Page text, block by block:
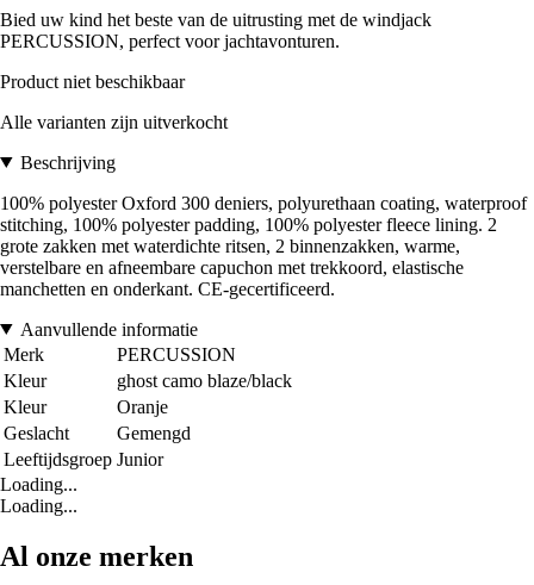
Bied uw kind het beste van de uitrusting met de windjack
PERCUSSION, perfect voor jachtavonturen.
Product niet beschikbaar
Alle varianten zijn uitverkocht
Beschrijving
100% polyester Oxford 300 deniers, polyurethaan coating, waterproof
stitching, 100% polyester padding, 100% polyester fleece lining. 2
grote zakken met waterdichte ritsen, 2 binnenzakken, warme,
verstelbare en afneembare capuchon met trekkoord, elastische
manchetten en onderkant. CE-gecertificeerd.
Aanvullende informatie
Merk
PERCUSSION
Kleur
ghost camo blaze/black
Kleur
Oranje
Geslacht
Gemengd
Leeftijdsgroep Junior
Loading...
Loading...
Al onze merken